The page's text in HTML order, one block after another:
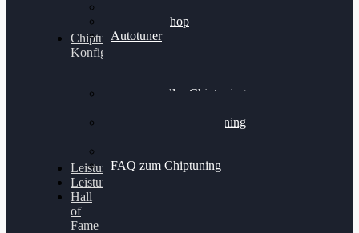
Alientech Shop
Autotuner
Chiptuning
Konfigurator
Professionelles Chiptuning
Professionelles Chiptuning
FAQ zum Chiptuning
Leistungsmessung
Leistungsprüfstand
Hall
of
Fame